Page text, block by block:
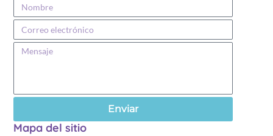
Enviar
Mapa del sitio